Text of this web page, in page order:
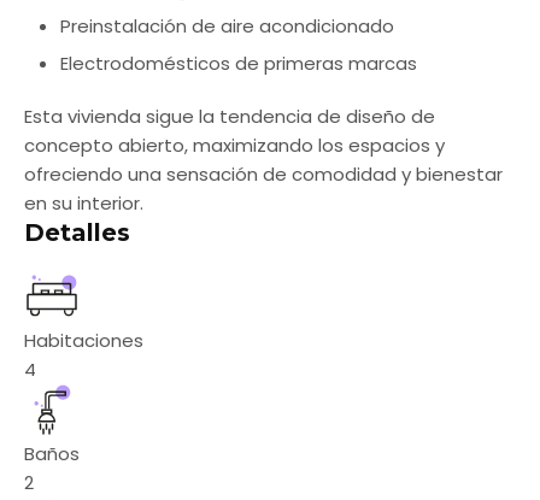
Preinstalación de aire acondicionado
Electrodomésticos de primeras marcas
Esta vivienda sigue la tendencia de diseño de
concepto abierto, maximizando los espacios y
ofreciendo una sensación de comodidad y bienestar
en su interior.
Detalles
Habitaciones
4
Baños
2